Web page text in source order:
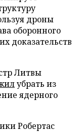
дроны
оборонного
доказательств
Литвы
убрать из
ядерного
Робертас